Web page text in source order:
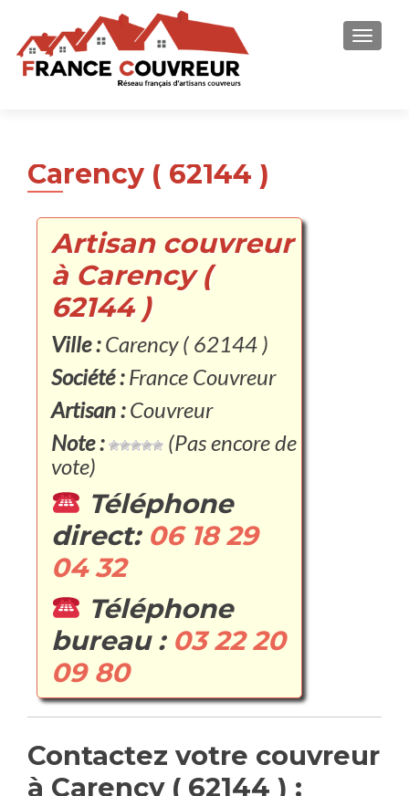
Carency ( 62144 )
Artisan couvreur
à Carency (
62144 )
Ville :Carency ( 62144 )
Société :France Couvreur
Artisan :Couvreur
Note :
(Pas encore de
vote)
Téléphone
direct: 06 18 29
04 32
Téléphone
bureau : 03 22 20
09 80
Contactez votre couvreur
à Carency ( 62144 ) :